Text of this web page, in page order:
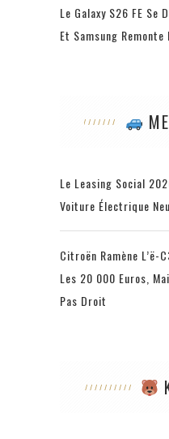
Le Galaxy S26 FE Se
Et Samsung Remonte
Le Leasing Social
Voiture Électrique
Citroën Ramène
Les 20 000 Euros,
Pas Droit